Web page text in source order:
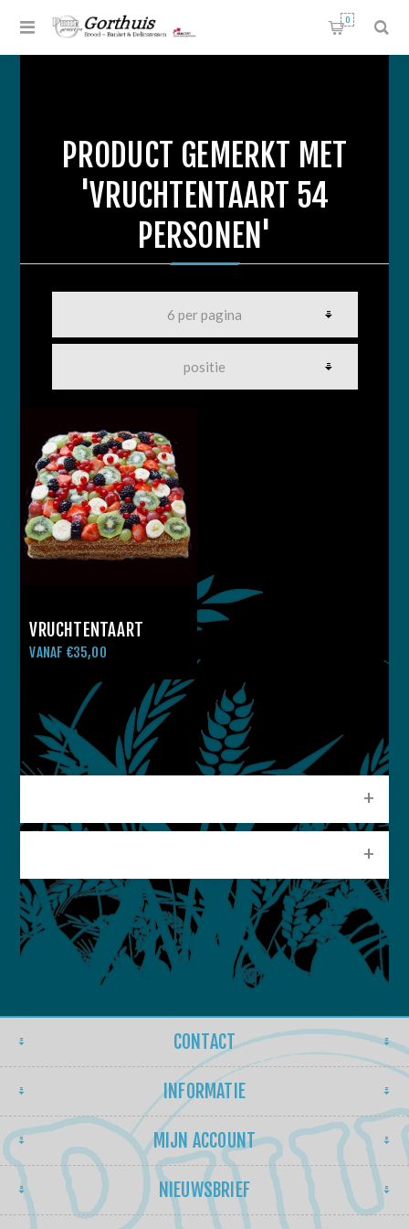
0
PRODUCT GEMERKT MET
'VRUCHTENTAART 54
PERSONEN'
VRUCHTENTAART
VANAF €35,00
CONTACT
INFORMATIE
MIJN ACCOUNT
NIEUWSBRIEF